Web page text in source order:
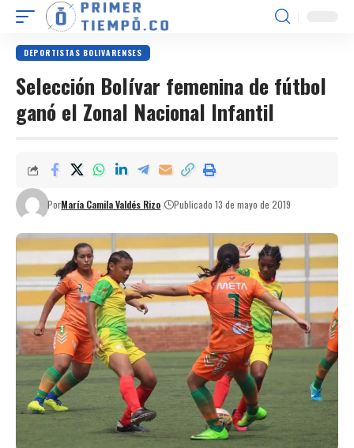
DEPORTISTAS BOLIVARENSES
Selección Bolívar femenina de fútbol
ganó el Zonal Nacional Infantil
PorMaría Camila Valdés Rizo Publicado 13 de mayo de 2019